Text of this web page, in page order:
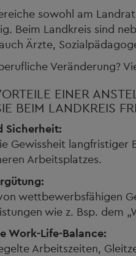
sowohl am
Beim Landkreis sind
Ärzte,
Veränderung?
EINER
BEIM LANDKREIS
Sicherheit:
Gewissheit
Arbeitsplatzes.
Vergütung:
wettbewerbsfähigen
wie z. Bsp. dem
Work-Life-Balance:
Arbeitszeiten,